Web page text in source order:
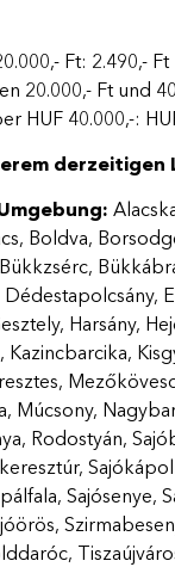
Ft: 2.490,- Ft
20.000,- Ft und
HUF 40.000,-:
derzeitigen
Boldva,
Dédestapolcsány,
Harsány,
Kazincbarcika,
Múcsony,
Rodostyán,
Sajósenye,